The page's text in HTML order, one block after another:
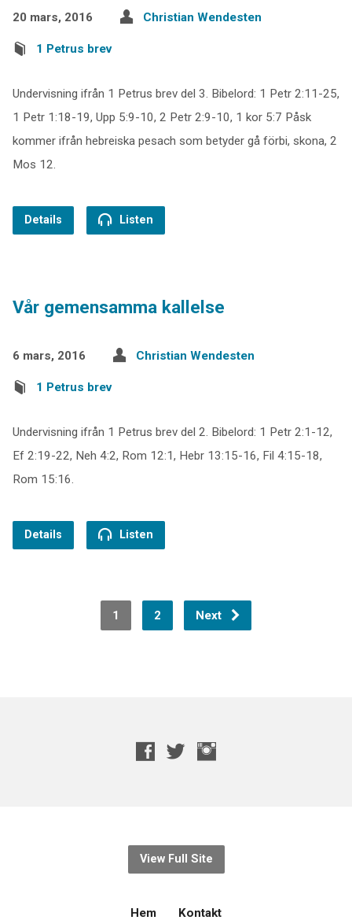
20 mars, 2016 Christian Wendesten
1 Petrus brev
Undervisning ifrån 1 Petrus brev del 3. Bibelord: 1 Petr 2:11-25,
1 Petr 1:18-19, Upp 5:9-10, 2 Petr 2:9-10, 1 kor 5:7 Påsk
kommer ifrån hebreiska pesach som betyder gå förbi, skona, 2
Mos 12.
Details Listen
Vår gemensamma kallelse
6 mars, 2016 Christian Wendesten
1 Petrus brev
Undervisning ifrån 1 Petrus brev del 2. Bibelord: 1 Petr 2:1-12,
Ef 2:19-22, Neh 4:2, Rom 12:1, Hebr 13:15-16, Fil 4:15-18,
Rom 15:16.
Details Listen
1 2 Next
View Full Site
Hem Kontakt